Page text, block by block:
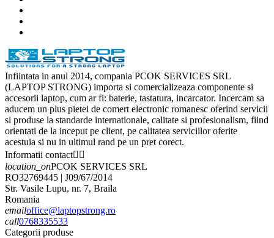
Infiintata in anul 2014, compania PCOK SERVICES SRL
(LAPTOP STRONG) importa si comercializeaza componente si
accesorii laptop, cum ar fi: baterie, tastatura, incarcator. Incercam sa
aducem un plus pietei de comert electronic romanesc oferind servicii
si produse la standarde internationale, calitate si profesionalism, fiind
orientati de la inceput pe client, pe calitatea serviciilor oferite
acestuia si nu in ultimul rand pe un pret corect.
Informatii contact 
location_onPCOK SERVICES SRL
RO32769445 | J09/67/2014
Str. Vasile Lupu, nr. 7, Braila
Romania
emailoffice@laptopstrong.ro
call0768335533
Categorii produse